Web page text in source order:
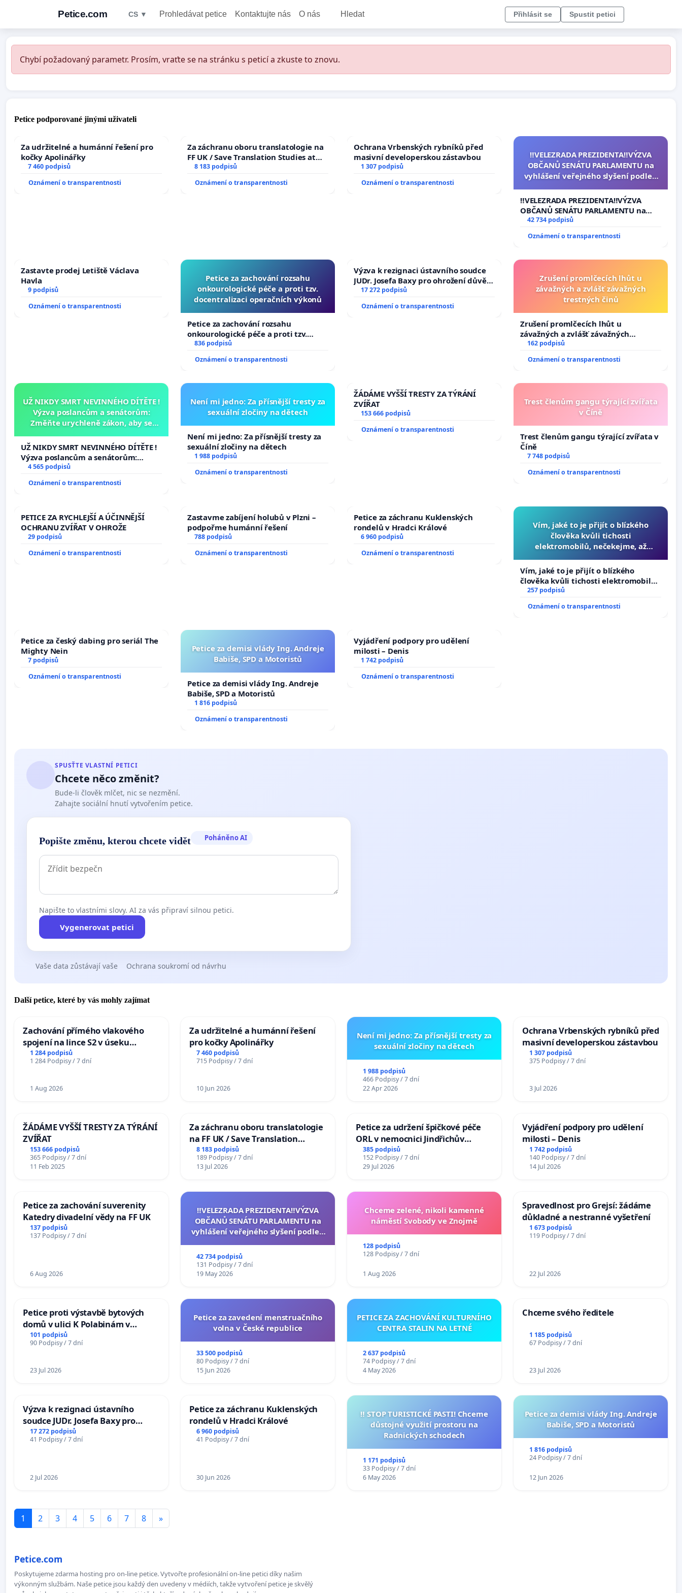
Petice.com CS ▼ Prohledávat petice Kontaktujte nás O nás Hledat Přihlásit se Spustit petici
Chybí požadovaný parametr. Prosím, vraťte se na stránku s peticí a zkuste to znovu.
Petice podporované jinými uživateli
Za udržitelné a humánní řešení pro
kočky Apolinářky
7 460 podpisů
Oznámení o transparentnosti
Za záchranu oboru translatologie na
FF UK / Save Translation Studies at
the Faculty of Arts, Charles
University
8 183 podpisů
Oznámení o transparentnosti
Ochrana Vrbenských rybníků před
masivní developerskou zástavbou
1 307 podpisů
Oznámení o transparentnosti
‼️VELEZRADA PREZIDENTA‼️VÝZVA
OBČANŮ SENÁTU PARLAMENTU na
vyhlášení veřejného slyšení podle §
na přijetí usnesení k podání ústavní
žaloby na prezidenta republiky
‼️VELEZRADA PREZIDENTA‼️VÝZVA
OBČANŮ SENÁTU PARLAMENTU na
vyhlášení veřejného slyšení podle §
144 jednacího řádu Senátu k návrhu
na přijetí usnesení k podání ústavní
42 734 podpisů
Oznámení o transparentnosti
Zastavte prodej Letiště Václava
Havla
9 podpisů
Oznámení o transparentnosti
Petice za zachování rozsahu
onkourologické péče a proti tzv.
docentralizaci operačních výkonů
Petice za zachování rozsahu
onkourologické péče a proti tzv.
docentralizaci operačních výkonů
836 podpisů
Oznámení o transparentnosti
Výzva k rezignaci ústavního soudce
JUDr. Josefa Baxy pro ohrožení důvěry
ve spravedlivý proces
17 272 podpisů
Oznámení o transparentnosti
Zrušení promlčecích lhůt u
závažných a zvlášť závažných
trestných činů
Zrušení promlčecích lhůt u
závažných a zvlášť závažných
trestných činů
162 podpisů
Oznámení o transparentnosti
UŽ NIKDY SMRT NEVINNÉHO DÍTĚTE !
Výzva poslancům a senátorům:
Změňte urychleně zákon, aby se
opakovat!
UŽ NIKDY SMRT NEVINNÉHO DÍTĚTE !
Výzva poslancům a senátorům:
Změňte urychleně zákon, aby se
tragédie malé Viktorky už nemohla
opakovat!
4 565 podpisů
Oznámení o transparentnosti
Není mi jedno: Za přísnější tresty za
sexuální zločiny na dětech
Není mi jedno: Za přísnější tresty za
sexuální zločiny na dětech
1 988 podpisů
Oznámení o transparentnosti
ŽÁDÁME VYŠŠÍ TRESTY ZA TÝRÁNÍ
ZVÍŘAT
153 666 podpisů
Oznámení o transparentnosti
Trest členům gangu týrající zvířata
v Číně
Trest členům gangu týrající zvířata v
Číně
7 748 podpisů
Oznámení o transparentnosti
PETICE ZA RYCHLEJŠÍ A ÚČINNĚJŠÍ
OCHRANU ZVÍŘAT V OHROŽE
29 podpisů
Oznámení o transparentnosti
Zastavme zabíjení holubů v Plzni –
podpořme humánní řešení
788 podpisů
Oznámení o transparentnosti
Petice za záchranu Kuklenských
rondelů v Hradci Králové
6 960 podpisů
Oznámení o transparentnosti
Vím, jaké to je přijít o blízkého
člověka kvůli tichosti
elektromobilů, nečekejme, až
auta!
Vím, jaké to je přijít o blízkého
člověka kvůli tichosti elektromobilů,
nečekejme, až přibydou další,
zaveďme slyšitelná auta!
257 podpisů
Oznámení o transparentnosti
Petice za český dabing pro seriál The
Mighty Nein
7 podpisů
Oznámení o transparentnosti
Petice za demisi vlády Ing. Andreje
Babiše, SPD a Motoristů
Petice za demisi vlády Ing. Andreje
Babiše, SPD a Motoristů
1 816 podpisů
Oznámení o transparentnosti
Vyjádření podpory pro udělení
milosti – Denis
1 742 podpisů
Oznámení o transparentnosti
SPUSŤTE VLASTNÍ PETICI
Chcete něco změnit?
Bude-li člověk mlčet, nic se nezmění.
Zahajte sociální hnutí vytvořením petice.
Popište změnu, kterou chcete vidět Poháněno AI
Napište to vlastními slovy. AI za vás připraví silnou petici.
Vygenerovat petici
Vaše data zůstávají vaše Ochrana soukromí od návrhu
Další petice, které by vás mohly zajímat
Zachování přímého vlakového
spojení na lince S2 v úseku
Ostrava – Bohumín – Karviná –
Mosty u Jablunkova
1 284 podpisů
1 284 Podpisy / 7 dní
1 Aug 2026
Za udržitelné a humánní řešení
pro kočky Apolinářky
7 460 podpisů
715 Podpisy / 7 dní
10 Jun 2026
Není mi jedno: Za přísnější tresty za
sexuální zločiny na dětech
1 988 podpisů
466 Podpisy / 7 dní
22 Apr 2026
Ochrana Vrbenských rybníků před
masivní developerskou zástavbou
1 307 podpisů
375 Podpisy / 7 dní
3 Jul 2026
ŽÁDÁME VYŠŠÍ TRESTY ZA TÝRÁNÍ
ZVÍŘAT
153 666 podpisů
365 Podpisy / 7 dní
11 Feb 2025
Za záchranu oboru translatologie
na FF UK / Save Translation
Studies at the Faculty of Arts,
Charles University
8 183 podpisů
189 Podpisy / 7 dní
13 Jul 2026
Petice za udržení špičkové péče
ORL v nemocnici Jindřichův
Hradec
385 podpisů
152 Podpisy / 7 dní
29 Jul 2026
Vyjádření podpory pro udělení
milosti – Denis
1 742 podpisů
140 Podpisy / 7 dní
14 Jul 2026
Petice za zachování suverenity
Katedry divadelní vědy na FF UK
137 podpisů
137 Podpisy / 7 dní
6 Aug 2026
‼️VELEZRADA PREZIDENTA‼️VÝZVA
OBČANŮ SENÁTU PARLAMENTU na
vyhlášení veřejného slyšení podle §
na přijetí usnesení k podání ústavní
žaloby na prezidenta republiky
42 734 podpisů
131 Podpisy / 7 dní
19 May 2026
Chceme zelené, nikoli kamenné
náměstí Svobody ve Znojmě
128 podpisů
128 Podpisy / 7 dní
1 Aug 2026
Spravedlnost pro Grejsí: žádáme
důkladné a nestranné vyšetření
1 673 podpisů
119 Podpisy / 7 dní
22 Jul 2026
Petice proti výstavbě bytových
domů v ulici K Polabinám v
Pardubicích
101 podpisů
90 Podpisy / 7 dní
23 Jul 2026
Petice za zavedení menstruačního
volna v České republice
33 500 podpisů
80 Podpisy / 7 dní
15 Jun 2026
PETICE ZA ZACHOVÁNÍ KULTURNÍHO
CENTRA STALIN NA LETNÉ
2 637 podpisů
74 Podpisy / 7 dní
4 May 2026
Chceme svého ředitele
1 185 podpisů
67 Podpisy / 7 dní
23 Jul 2026
Výzva k rezignaci ústavního
soudce JUDr. Josefa Baxy pro
ohrožení důvěry ve spravedlivý
proces
17 272 podpisů
41 Podpisy / 7 dní
2 Jul 2026
Petice za záchranu Kuklenských
rondelů v Hradci Králové
6 960 podpisů
41 Podpisy / 7 dní
30 Jun 2026
‼️ STOP TURISTICKÉ PASTI! Chceme
důstojné využití prostoru na
Radnických schodech
1 171 podpisů
33 Podpisy / 7 dní
6 May 2026
Petice za demisi vlády Ing. Andreje
Babiše, SPD a Motoristů
1 816 podpisů
24 Podpisy / 7 dní
12 Jun 2026
1 2 3 4 5 6 7 8 »
Petice.com
Poskytujeme zdarma hosting pro on-line petice. Vytvořte profesionální on-line petici díky našim
výkonným službám. Naše petice jsou každý den uvedeny v médiích, takže vytvoření petice je skvělý